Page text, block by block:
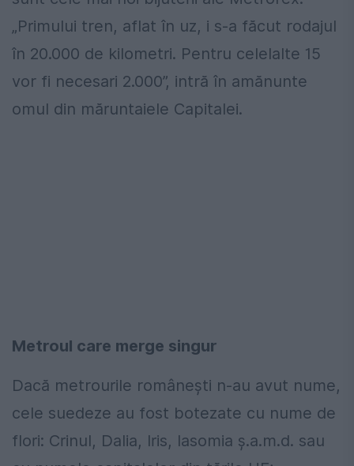
„Primului tren, aflat în uz, i s-a făcut rodajul
în 20.000 de kilometri. Pentru celelalte 15
vor fi necesari 2.000”, intră în amănunte
omul din măruntaiele Capitalei.
Metroul care merge singur
Dacă metrourile românești n-au avut nume,
cele suedeze au fost botezate cu nume de
flori: Crinul, Dalia, Iris, Iasomia ș.a.m.d. sau